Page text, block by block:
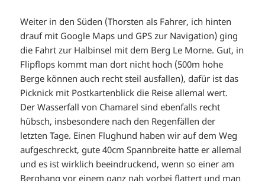
Weiter in den Süden (Thorsten als Fahrer, ich hinten
drauf mit Google Maps und GPS zur Navigation) ging
die Fahrt zur Halbinsel mit dem Berg Le Morne. Gut, in
Flipflops kommt man dort nicht hoch (500m hohe
Berge können auch recht steil ausfallen), dafür ist das
Picknick mit Postkartenblick die Reise allemal wert.
Der Wasserfall von Chamarel sind ebenfalls recht
hübsch, insbesondere nach den Regenfällen der
letzten Tage. Einen Flughund haben wir auf dem Weg
aufgeschreckt, gute 40cm Spannbreite hatte er allemal
und es ist wirklich beeindruckend, wenn so einer am
Berghang vor einem ganz nah vorbei flattert und man